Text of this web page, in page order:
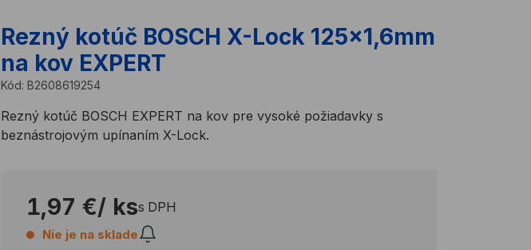
Rezný kotúč BOSCH X-Lock 125x1,6mm
na kov EXPERT
Kód: B2608619254
Rezný kotúč BOSCH EXPERT na kov pre vysoké požiadavky s
beznástrojovým upínaním X-Lock.
1,97 €/ kss DPH
Nie je na sklade